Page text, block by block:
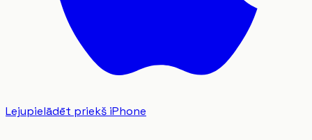
Lejupielādēt priekš iPhone